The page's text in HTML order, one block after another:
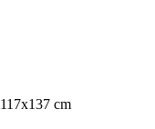
117x137 cm